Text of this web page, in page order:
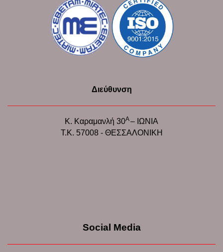
Διεύθυνση
Κ. Καραμανλή 30Α– ΙΩΝΙΑ
Τ.Κ. 57008 - ΘΕΣΣΑΛΟΝΙΚΗ
Social Media